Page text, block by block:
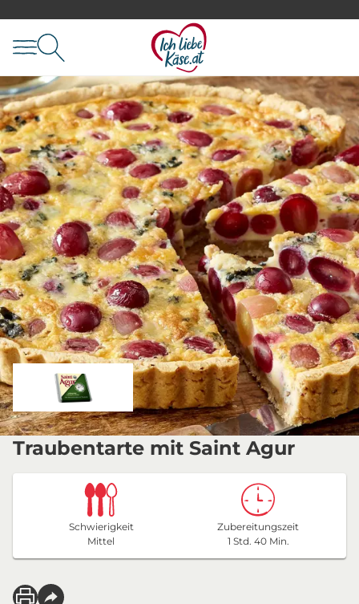
Traubentarte mit Saint Agur
Schwierigkeit
Mittel
Zubereitungszeit
1 Std. 40 Min.